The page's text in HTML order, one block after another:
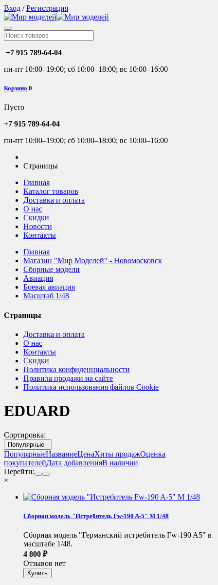
Вход /Регистрация
+7 915 789-64-04
пн-пт 10:00–19:00; сб 10:00–18:00; вс 10:00–16:00
Корзина 0
Пусто
+7 915 789-64-04
пн-пт 10:00–19:00; сб 10:00–18:00; вс 10:00–16:00
Страницы
Главная
Каталог товаров
Доставка и оплата
О нас
Скидки
Новости
Контакты
Главная
Магазин "Мир Моделей" - Новомосковск
Сборные модели
Авиация
Боевая авиация
Масштаб 1/48
Страницы
Доставка и оплата
О нас
Контакты
Скидки
Политика конфиденциальности
Правила продажи на сайте
Политика использования файлов Cookie
EDUARD
Сортировка:
Популярные
ПопулярныеНазваниеЦенаХиты продажОценка
покупателейДата добавленияВ наличии
Перейти:
×
Сборная модель "Истребитель Fw-190 A-5" М 1/48
Сборная модель "Германский истребитель Fw-190 A5" в
масштабе 1/48.
4 800 ₽
Отзывов нет